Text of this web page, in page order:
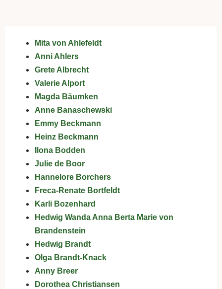
Mita von Ahlefeldt
Anni Ahlers
Grete Albrecht
Valerie Alport
Magda Bäumken
Anne Banaschewski
Emmy Beckmann
Heinz Beckmann
Ilona Bodden
Julie de Boor
Hannelore Borchers
Freca-Renate Bortfeldt
Karli Bozenhard
Hedwig Wanda Anna Berta Marie von
Brandenstein
Hedwig Brandt
Olga Brandt-Knack
Anny Breer
Dorothea Christiansen